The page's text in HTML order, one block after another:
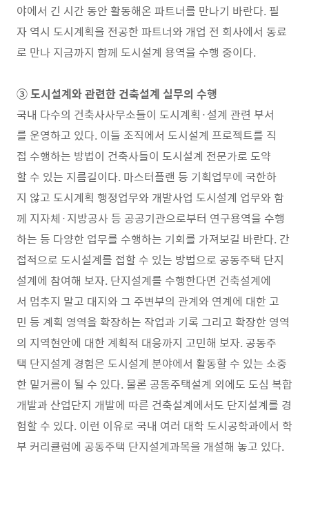
야에서 긴 시간 동안 활동해온 파트너를 만나기 바란다. 필
자 역시 도시계획을 전공한 파트너와 개업 전 회사에서 동료
로 만나 지금까지 함께 도시설계 용역을 수행 중이다.
③ 도시설계와 관련한 건축설계 실무의 수행
국내 다수의 건축사사무소들이 도시계획·설계 관련 부서
를 운영하고 있다. 이들 조직에서 도시설계 프로젝트를 직
접 수행하는 방법이 건축사들이 도시설계 전문가로 도약
할 수 있는 지름길이다. 마스터플랜 등 기획업무에 국한하
지 않고 도시계획 행정업무와 개발사업 도시설계 업무와 함
께 지자체·지방공사 등 공공기관으로부터 연구용역을 수행
하는 등 다양한 업무를 수행하는 기회를 가져보길 바란다. 간
접적으로 도시설계를 접할 수 있는 방법으로 공동주택 단지
설계에 참여해 보자. 단지설계를 수행한다면 건축설계에
서 멈추지 말고 대지와 그 주변부의 관계와 연계에 대한 고
민 등 계획 영역을 확장하는 작업과 기록 그리고 확장한 영역
의 지역현안에 대한 계획적 대응까지 고민해 보자. 공동주
택 단지설계 경험은 도시설계 분야에서 활동할 수 있는 소중
한 밑거름이 될 수 있다. 물론 공동주택설계 외에도 도심 복합
개발과 산업단지 개발에 따른 건축설계에서도 단지설계를 경
험할 수 있다. 이런 이유로 국내 여러 대학 도시공학과에서 학
부 커리큘럼에 공동주택 단지설계과목을 개설해 놓고 있다.